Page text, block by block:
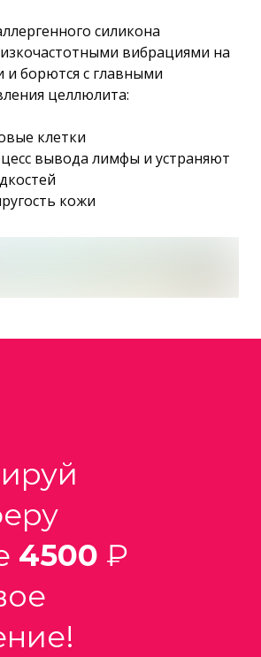
силикона
вибрациями на
и борются с главными
целлюлита:
клетки
вывода лимфы и устраняют
кожи
4500 ₽